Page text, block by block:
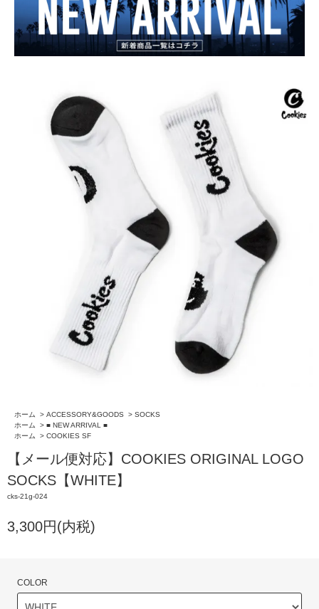
ホーム > ACCESSORY&GOODS > SOCKS
ホーム
> ■ NEW ARRIVAL ■
ホーム
> COOKIES SF
【メール便対応】COOKIES ORIGINAL LOGO
SOCKS【WHITE】
cks-21g-024
3,300円(内税)
COLOR